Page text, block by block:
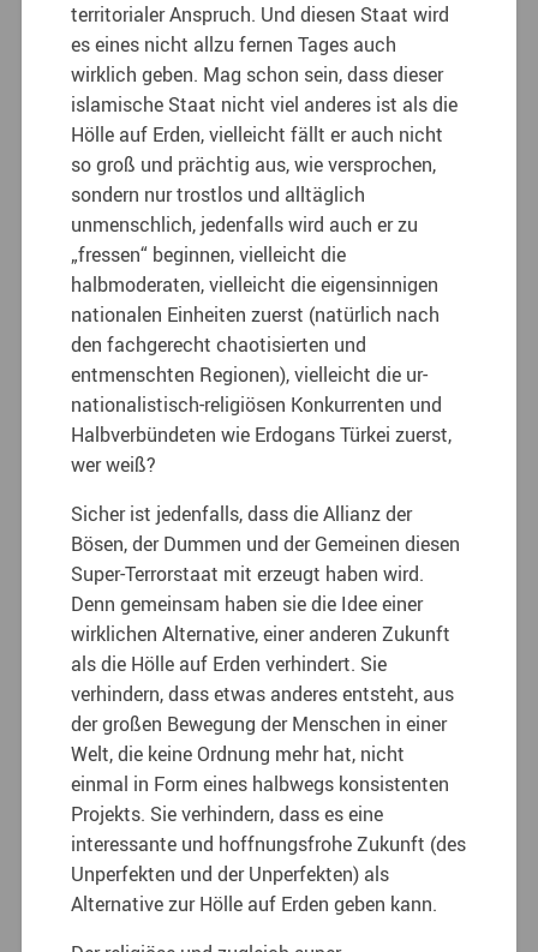
territorialer Anspruch. Und diesen Staat wird
es eines nicht allzu fernen Tages auch
wirklich geben. Mag schon sein, dass dieser
islamische Staat nicht viel anderes ist als die
Hölle auf Erden, vielleicht fällt er auch nicht
so groß und prächtig aus, wie versprochen,
sondern nur trostlos und alltäglich
unmenschlich, jedenfalls wird auch er zu
„fressen“ beginnen, vielleicht die
halbmoderaten, vielleicht die eigensinnigen
nationalen Einheiten zuerst (natürlich nach
den fachgerecht chaotisierten und
entmenschten Regionen), vielleicht die ur-
nationalistisch-religiösen Konkurrenten und
Halbverbündeten wie Erdogans Türkei zuerst,
wer weiß?
Sicher ist jedenfalls, dass die Allianz der
Bösen, der Dummen und der Gemeinen diesen
Super-Terrorstaat mit erzeugt haben wird.
Denn gemeinsam haben sie die Idee einer
wirklichen Alternative, einer anderen Zukunft
als die Hölle auf Erden verhindert. Sie
verhindern, dass etwas anderes entsteht, aus
der großen Bewegung der Menschen in einer
Welt, die keine Ordnung mehr hat, nicht
einmal in Form eines halbwegs konsistenten
Projekts. Sie verhindern, dass es eine
interessante und hoffnungsfrohe Zukunft (des
Unperfekten und der Unperfekten) als
Alternative zur Hölle auf Erden geben kann.